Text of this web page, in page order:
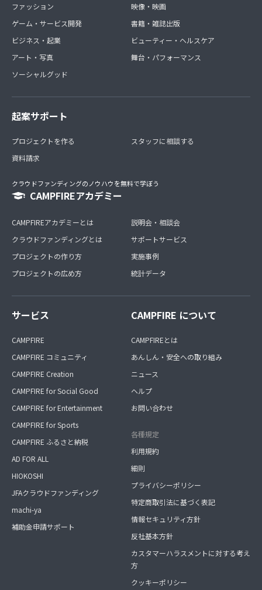
ファッション
ゲーム・サービス開発
ビジネス・起業
アート・写真
ソーシャルグッド
映像・映画
書籍・雑誌出版
ビューティー・ヘルスケア
舞台・パフォーマンス
起案サポート
プロジェクトを作る
資料請求
スタッフに相談する
クラウドファンディングのノウハウを無料で学ぼう
CAMPFIREアカデミー
CAMPFIREアカデミーとは
クラウドファンディングとは
プロジェクトの作り方
プロジェクトの広め方
説明会・相談会
サポートサービス
実施事例
統計データ
サービス
CAMPFIRE
CAMPFIRE コミュニティ
CAMPFIRE Creation
CAMPFIRE for Social Good
CAMPFIRE for Entertainment
CAMPFIRE for Sports
CAMPFIRE ふるさと納税
AD FOR ALL
HIOKOSHI
JFAクラウドファンディング
machi-ya
補助金申請サポート
CAMPFIRE について
CAMPFIREとは
あんしん・安全への取り組み
ニュース
ヘルプ
お問い合わせ
各種規定
利用規約
細則
プライバシーポリシー
特定商取引法に基づく表記
情報セキュリティ方針
反社基本方針
カスタマーハラスメントに対する考え
方
クッキーポリシー